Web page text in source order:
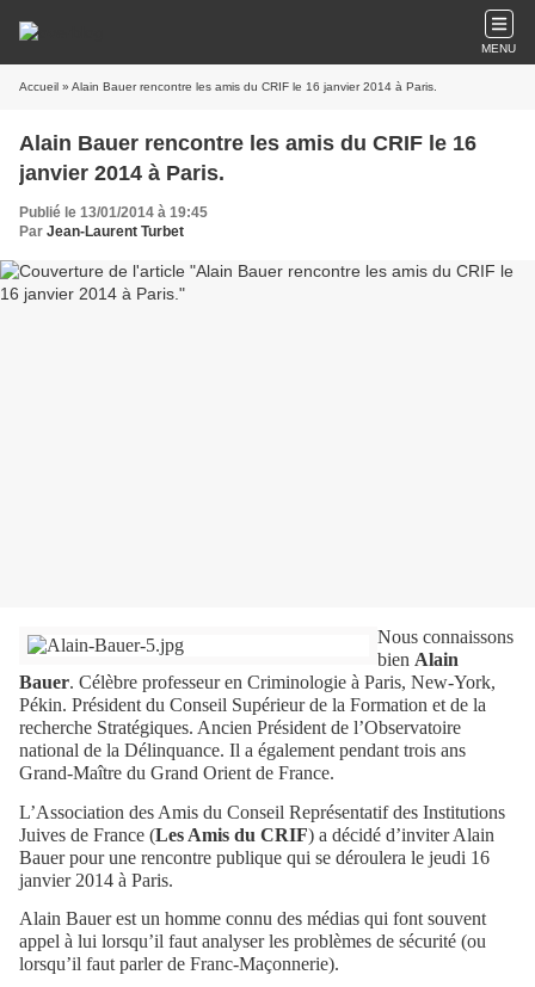
MENU
Accueil » Alain Bauer rencontre les amis du CRIF le 16 janvier 2014 à Paris.
Alain Bauer rencontre les amis du CRIF le 16
janvier 2014 à Paris.
Publié le 13/01/2014 à 19:45
Par Jean-Laurent Turbet
Nous connaissons
bien Alain
Bauer. Célèbre professeur en Criminologie à Paris, New-York,
Pékin. Président du Conseil Supérieur de la Formation et de la
recherche Stratégiques. Ancien Président de l’Observatoire
national de la Délinquance. Il a également pendant trois ans
Grand-Maître du Grand Orient de France.
L’Association des Amis du Conseil Représentatif des Institutions
Juives de France (Les Amis du CRIF) a décidé d’inviter Alain
Bauer pour une rencontre publique qui se déroulera le jeudi 16
janvier 2014 à Paris.
Alain Bauer est un homme connu des médias qui font souvent
appel à lui lorsqu’il faut analyser les problèmes de sécurité (ou
lorsqu’il faut parler de Franc-Maçonnerie).